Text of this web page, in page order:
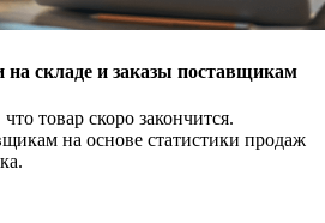
на складе и заказы поставщикам
товар скоро закончится.
на основе статистики продаж